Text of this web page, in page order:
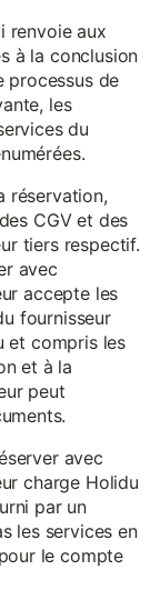
renvoie aux
à la conclusion
processus de
les
du
réservation,
CGV et des
tiers respectif.
avec
accepte les
fournisseur
et compris les
et à la
peut
avec
charge Holidu
par un
les services en
le compte